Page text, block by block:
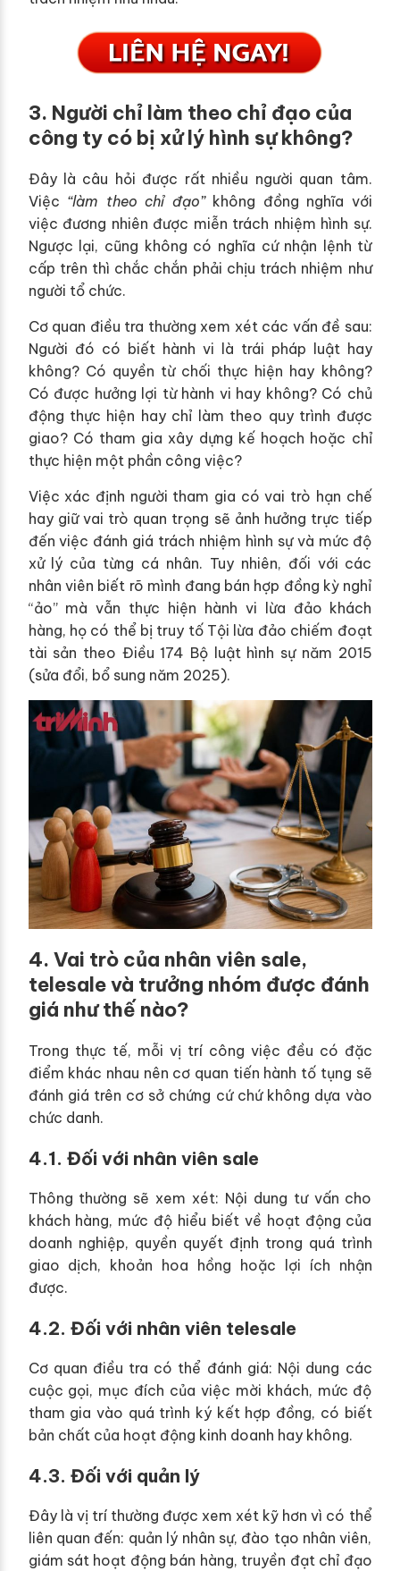
3. Người chỉ làm theo chỉ đạo của
công ty có bị xử lý hình sự không?
Đây là câu hỏi được rất nhiều người quan tâm.
Việc “làm theo chỉ đạo”không đồng nghĩa với
việc đương nhiên được miễn trách nhiệm hình sự.
Ngược lại, cũng không có nghĩa cứ nhận lệnh từ
cấp trên thì chắc chắn phải chịu trách nhiệm như
người tổ chức.
Cơ quan điều tra thường xem xét các vấn đề sau:
Người đó có biết hành vi là trái pháp luật hay
không? Có quyền từ chối thực hiện hay không?
Có được hưởng lợi từ hành vi hay không? Có chủ
động thực hiện hay chỉ làm theo quy trình được
giao? Có tham gia xây dựng kế hoạch hoặc chỉ
thực hiện một phần công việc?
Việc xác định người tham gia có vai trò hạn chế
hay giữ vai trò quan trọng sẽ ảnh hưởng trực tiếp
đến việc đánh giá trách nhiệm hình sự và mức độ
xử lý của từng cá nhân. Tuy nhiên, đối với các
nhân viên biết rõ mình đang bán hợp đồng kỳ nghỉ
“ảo” mà vẫn thực hiện hành vi lừa đảo khách
hàng, họ có thể bị truy tố Tội lừa đảo chiếm đoạt
tài sản theo Điều 174 Bộ luật hình sự năm 2015
(sửa đổi, bổ sung năm 2025).
4. Vai trò của nhân viên sale,
telesale và trưởng nhóm được đánh
giá như thế nào?
Trong thực tế, mỗi vị trí công việc đều có đặc
điểm khác nhau nên cơ quan tiến hành tố tụng sẽ
đánh giá trên cơ sở chứng cứ chứ không dựa vào
chức danh.
4.1. Đối với nhân viên sale
Thông thường sẽ xem xét: Nội dung tư vấn cho
khách hàng, mức độ hiểu biết về hoạt động của
doanh nghiệp, quyền quyết định trong quá trình
giao dịch, khoản hoa hồng hoặc lợi ích nhận
được.
4.2. Đối với nhân viên telesale
Cơ quan điều tra có thể đánh giá: Nội dung các
cuộc gọi, mục đích của việc mời khách, mức độ
tham gia vào quá trình ký kết hợp đồng, có biết
bản chất của hoạt động kinh doanh hay không.
4.3. Đối với quản lý
Đây là vị trí thường được xem xét kỹ hơn vì có thể
liên quan đến: quản lý nhân sự, đào tạo nhân viên,
giám sát hoạt động bán hàng, truyền đạt chỉ đạo